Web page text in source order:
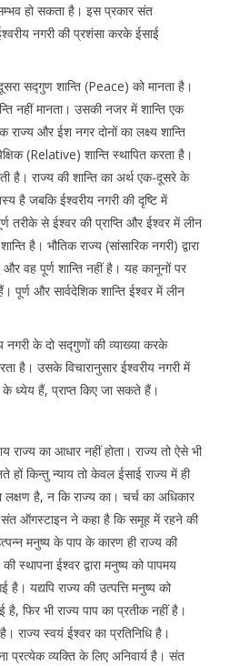
हो सकता है। इस प्रकार संत
नगरी की प्रशंसा करके ईसाई
सद्गुण शान्ति (Peace) को मानता है।
नहीं मानता। उसकी नजर में शान्ति एक
राज्य और ईश नगर दोनों का लक्ष्य शान्ति
(Relative) शान्ति स्थापित करता है।
है। राज्य की शान्ति का अर्थ एक-दूसरे के
है जबकि ईश्वरीय नगरी की दृष्टि में
तरीके से ईश्वर की प्राप्ति और ईश्वर में लीन
है। भौतिक राज्य (सांसारिक नगरी) द्वारा
और वह पूर्ण शान्ति नहीं है। यह कानूनों पर
पूर्ण और सार्वदेशिक शान्ति ईश्वर में लीन
के दो सद्गुणों की व्याख्या करके
है। उसके विचारानुसार ईश्वरीय नगरी में
के ध्येय हैं, प्राप्त किए जा सकते हैं।
का आधार नहीं होता। राज्य तो ऐसे भी
हों किन्तु न्याय तो केवल ईसाई राज्य में ही
है, न कि राज्य का। चर्च का अधिकार
संत ऑगस्टाइन ने कहा है कि समूह में रहने की
मनुष्य के पाप के कारण ही राज्य की
स्थापना ईश्वर द्वारा मनुष्य को पापमय
यद्यपि राज्य की उत्पत्ति मनुष्य को
फिर भी राज्य पाप का प्रतीक नहीं है।
राज्य स्वयं ईश्वर का प्रतिनिधि है।
प्रत्येक व्यक्ति के लिए अनिवार्य है। संत